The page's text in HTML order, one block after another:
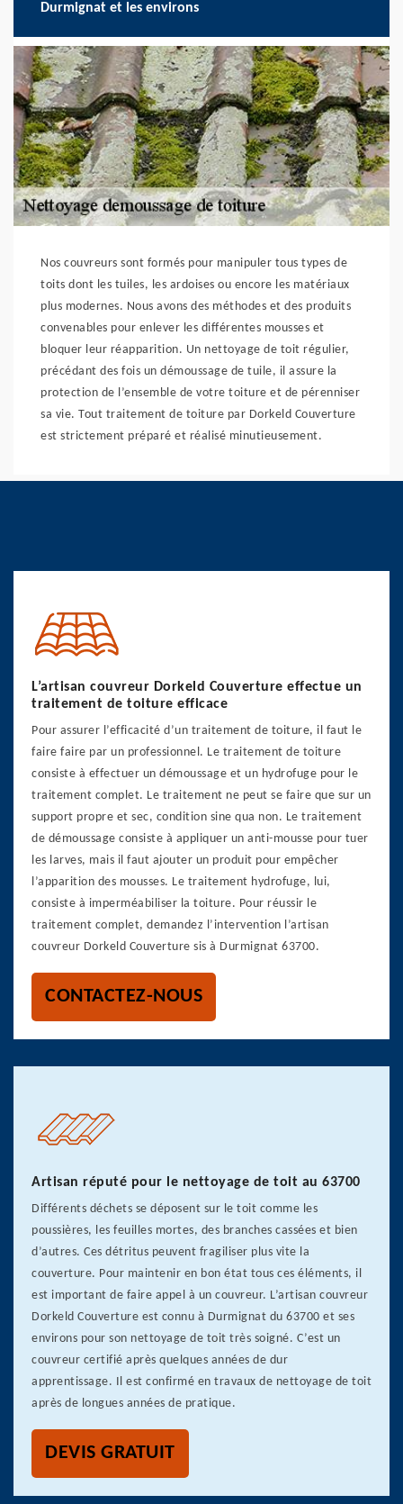
Durmignat et les environs
Nos couvreurs sont formés pour manipuler tous types de
toits dont les tuiles, les ardoises ou encore les matériaux
plus modernes. Nous avons des méthodes et des produits
convenables pour enlever les différentes mousses et
bloquer leur réapparition. Un nettoyage de toit régulier,
précédant des fois un démoussage de tuile, il assure la
protection de l’ensemble de votre toiture et de pérenniser
sa vie. Tout traitement de toiture par Dorkeld Couverture
est strictement préparé et réalisé minutieusement.
L’artisan couvreur Dorkeld Couverture effectue un
traitement de toiture efficace
Pour assurer l’efficacité d’un traitement de toiture, il faut le
faire faire par un professionnel. Le traitement de toiture
consiste à effectuer un démoussage et un hydrofuge pour le
traitement complet. Le traitement ne peut se faire que sur un
support propre et sec, condition sine qua non. Le traitement
de démoussage consiste à appliquer un anti-mousse pour tuer
les larves, mais il faut ajouter un produit pour empêcher
l’apparition des mousses. Le traitement hydrofuge, lui,
consiste à imperméabiliser la toiture. Pour réussir le
traitement complet, demandez l’intervention l’artisan
couvreur Dorkeld Couverture sis à Durmignat 63700.
CONTACTEZ-NOUS
Artisan réputé pour le nettoyage de toit au 63700
Différents déchets se déposent sur le toit comme les
poussières, les feuilles mortes, des branches cassées et bien
d’autres. Ces détritus peuvent fragiliser plus vite la
couverture. Pour maintenir en bon état tous ces éléments, il
est important de faire appel à un couvreur. L’artisan couvreur
Dorkeld Couverture est connu à Durmignat du 63700 et ses
environs pour son nettoyage de toit très soigné. C’est un
couvreur certifié après quelques années de dur
apprentissage. Il est confirmé en travaux de nettoyage de toit
après de longues années de pratique.
DEVIS GRATUIT